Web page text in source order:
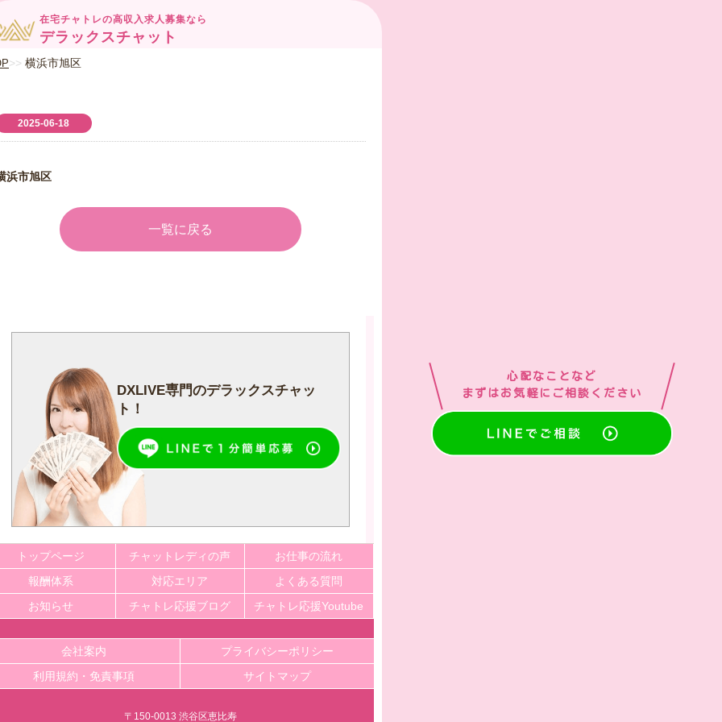
在宅チャトレの高収入求人募集なら
デラックスチャット
心配なことなど
まずはお気軽にご相談ください
横浜市旭区
2025-06-18
浜市旭区
一覧に戻る
DXLIVE専門のデラックスチャッ
ト！
トップページ チャットレディの声
お仕事の流れ
報酬体系
対応エリア
よくある質問
お知らせ
チャトレ応援ブログ チャトレ応援Youtube
会社案内
プライバシーポリシー
利用規約・免責事項
サイトマップ
〒150-0013 渋谷区恵比寿